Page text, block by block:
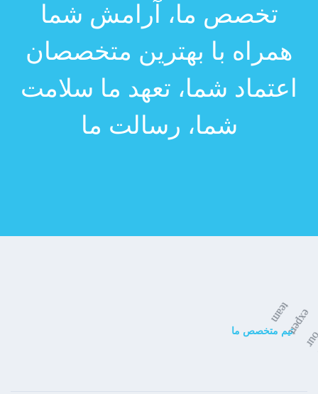
تخصص ما، آرامش شما
همراه با بهترین متخصصان
اعتماد شما، تعهد ما سلامت
شما، رسالت ما
تیم متخصص ما